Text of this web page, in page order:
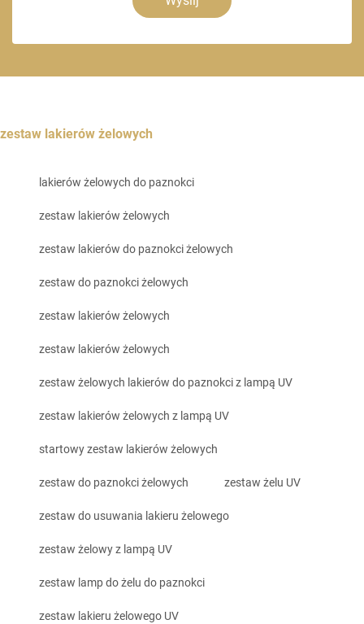
zestaw lakierów żelowych
lakierów żelowych do paznokci
zestaw lakierów żelowych
zestaw lakierów do paznokci żelowych
zestaw do paznokci żelowych
zestaw lakierów żelowych
zestaw lakierów żelowych
zestaw żelowych lakierów do paznokci z lampą UV
zestaw lakierów żelowych z lampą UV
startowy zestaw lakierów żelowych
zestaw do paznokci żelowych zestaw żelu UV
zestaw do usuwania lakieru żelowego
zestaw żelowy z lampą UV
zestaw lamp do żelu do paznokci
zestaw lakieru żelowego UV